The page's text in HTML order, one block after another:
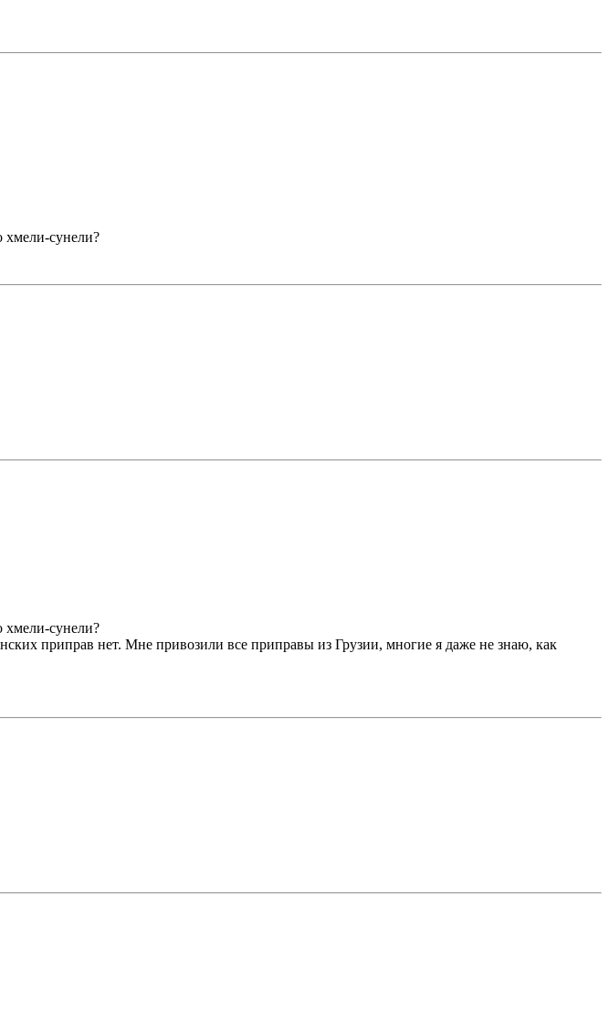
хмели-сунели?
хмели-сунели?
приправ нет. Мне привозили все приправы из Грузии, многие я даже не знаю, как